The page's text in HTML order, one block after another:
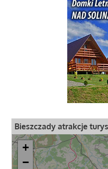
Bieszczady atrakcje
+
−